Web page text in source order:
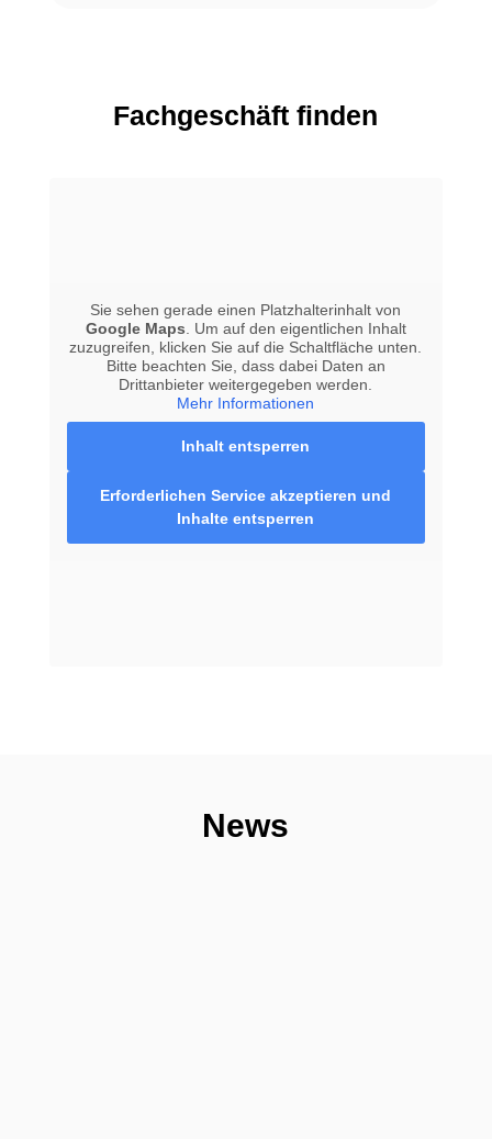
Fachgeschäft finden
Sie sehen gerade einen Platzhalterinhalt von
Google Maps . Um auf den eigentlichen Inhalt
zuzugreifen, klicken Sie auf die Schaltfläche unten.
Bitte beachten Sie, dass dabei Daten an
Drittanbieter weitergegeben werden.
Mehr Informationen
Inhalt entsperren
Erforderlichen Service akzeptieren und
Inhalte entsperren
News